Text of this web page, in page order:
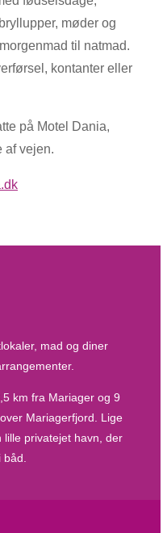
møder og
til natmad.
kontanter eller
på Motel Dania,
af vejen.
mad og diner
km fra Mariager og 9
Mariagerfjord. Lige
privatejet havn, der
båd.